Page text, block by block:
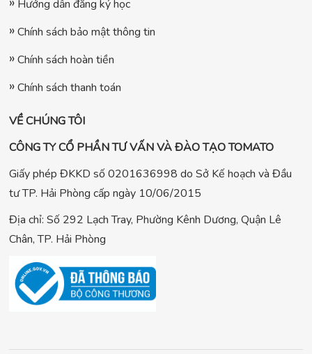
Hướng dẫn đăng ký học
Chính sách bảo mật thông tin
Chính sách hoàn tiền
Chính sách thanh toán
VỀ CHÚNG TÔI
CÔNG TY CỔ PHẦN TƯ VẤN VÀ ĐÀO TẠO TOMATO
Giấy phép ĐKKD số 0201636998 do Sở Kế hoạch và Đầu
tư TP. Hải Phòng cấp ngày 10/06/2015
Địa chỉ: Số 292 Lạch Tray, Phường Kênh Dương, Quận Lê
Chân, TP. Hải Phòng